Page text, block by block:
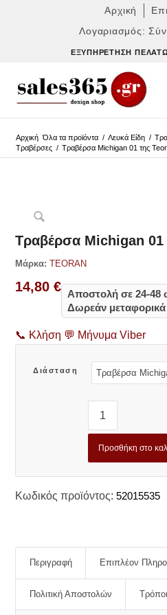
Αρχική
Λογαριασμός:
ΕΞΥΠΗΡΈΤΗΣΗ
Αρχική Όλα τα προϊόντα / Λευκά Είδη /
Τραβέρσες / Τραβέρσα Michigan 01 της
Τραβέρσα Michigan 01
Μάρκα: TEORAN
14,80€ Αποστολή σε 24-48
Δωρεάν μεταφορικά
📞 Κλήση 💬 Μήνυμα Viber
Διάσταση
Προσθήκη στο
Κωδικός προϊόντος: 52015535
Περιγραφή Επιπλέον
Πολιτική Αποστολών